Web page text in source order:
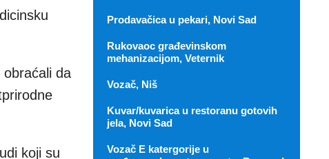
da
koji su
Prodavačica u pekari, Novi Sad
Rukovaoc građevinskom
mehanizacijom, Veternik
Vozač, Niš
Kuvar/kuvarica u restoranu gotovih
jela, Novi Sad
Vozač E katergorije u